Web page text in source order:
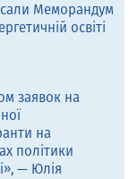
Меморандум
освіті
заявок на
на
політики
— Юлія